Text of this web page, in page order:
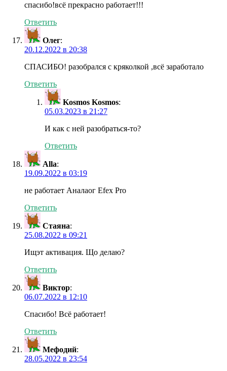
спасибо!всё прекрасно работает!!!
Ответить
Олег:
20.12.2022 в 20:38
СПАСИБО! разобрался с кряколкой ,всё заработало
Ответить
Kosmos Kosmos:
05.03.2023 в 21:27
И как с ней разобраться-то?
Ответить
Alla:
19.09.2022 в 03:19
не работает Аналаог Efex Pro
Ответить
Стаяна:
25.08.2022 в 09:21
Ищэт активация. Що делаю?
Ответить
Виктор:
06.07.2022 в 12:10
Спасибо! Всё работает!
Ответить
Мефодий:
28.05.2022 в 23:54